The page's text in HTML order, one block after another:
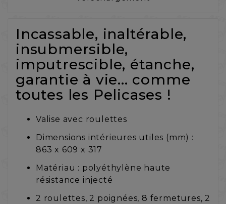
Incassable, inaltérable,
insubmersible,
imputrescible, étanche,
garantie à vie... comme
toutes les Pelicases !
Valise avec roulettes
Dimensions intérieures utiles (mm) :
863 x 609 x 317
Matériau : polyéthylène haute
résistance injecté
2 roulettes, 2 poignées, 8 fermetures, 2